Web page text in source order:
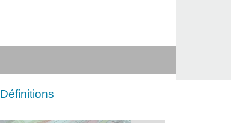
Définitions